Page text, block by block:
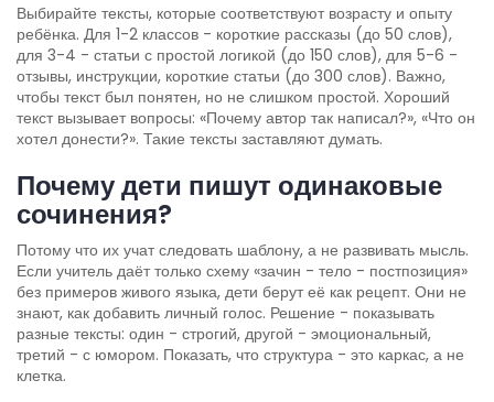
Выбирайте тексты, которые соответствуют возрасту и опыту
ребёнка. Для 1-2 классов - короткие рассказы (до 50 слов),
для 3-4 - статьи с простой логикой (до 150 слов), для 5-6 -
отзывы, инструкции, короткие статьи (до 300 слов). Важно,
чтобы текст был понятен, но не слишком простой. Хороший
текст вызывает вопросы: «Почему автор так написал?», «Что он
хотел донести?». Такие тексты заставляют думать.
Почему дети пишут одинаковые
сочинения?
Потому что их учат следовать шаблону, а не развивать мысль.
Если учитель даёт только схему «зачин - тело - постпозиция»
без примеров живого языка, дети берут её как рецепт. Они не
знают, как добавить личный голос. Решение - показывать
разные тексты: один - строгий, другой - эмоциональный,
третий - с юмором. Показать, что структура - это каркас, а не
клетка.